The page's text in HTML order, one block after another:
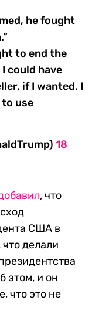
he fought
to end the
could have
if I wanted. I
to use
18
, что
США в
делали
этом, и он
что это не